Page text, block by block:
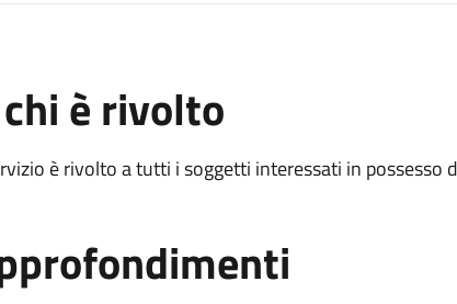
è rivolto
è rivolto a tutti i soggetti interessati in possesso